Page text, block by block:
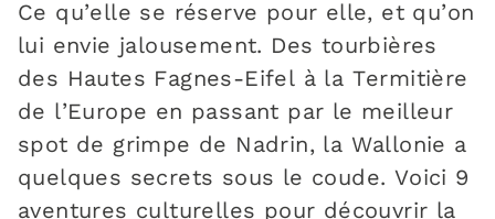
Ce qu’elle se réserve pour elle, et qu’on
lui envie jalousement. Des tourbières
des Hautes Fagnes-Eifel à la Termitière
de l’Europe en passant par le meilleur
spot de grimpe de Nadrin, la Wallonie a
quelques secrets sous le coude. Voici 9
aventures culturelles pour découvrir la